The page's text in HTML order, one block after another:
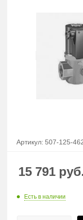
Артикул: 507-125-
15 791
Есть в наличии